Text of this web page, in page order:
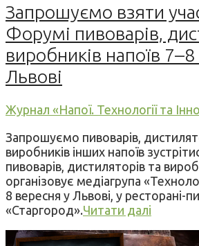
Запрошуємо взяти
Форумі пивоварів,
виробників напоїв
Львові
Журнал «Напої. Технології та
Запрошуємо пивоварів,
виробників інших напоїв
пивоварів, дистиляторів та
організовує медіагрупа
8 вересня у Львові, у ресторані-
«Старгород».Читати далі